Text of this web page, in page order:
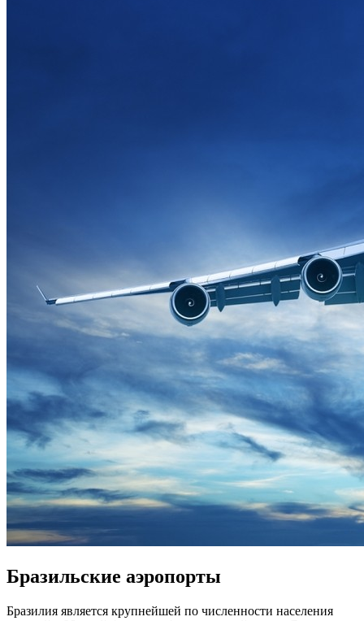
Бразильские аэропорты
Бразилия является крупнейшей по численности населения